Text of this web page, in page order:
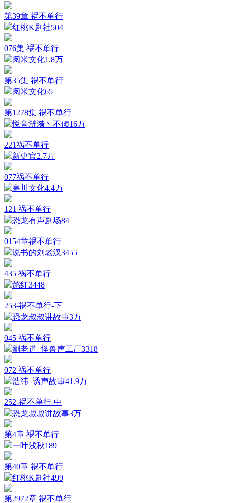
第39章 祸不单行
红桃K剧社504
076集 祸不单行
阅米文化1.8万
第35集 祸不单行
阅米文化65
第1278集 祸不单行
悦音涟漪丶不倾16万
221祸不单行
新史官2.7万
077祸不单行
寒川文化4.4万
121 祸不单行
恐龙有声剧场84
0154章祸不单行
说书的刘老汉3455
435 祸不单行
懿红3448
253-祸不单行-下
恐龙叔叔讲故事3万
045 祸不单行
劉老道_怪兽声工厂3318
072 祸不单行
浩纬_诱声故事41.9万
252-祸不单行-中
恐龙叔叔讲故事3万
第4章 祸不单行
一叶浅秋189
第40章 祸不单行
红桃K剧社499
第2972章 祸不单行